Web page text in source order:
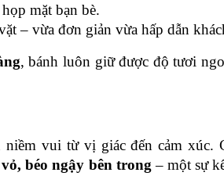
mặt bạn bè.
– vừa đơn giản vừa hấp dẫn
, bánh luôn giữ được độ tươi
niềm vui từ vị giác đến cảm xúc.
béo ngậy bên trong – một sự